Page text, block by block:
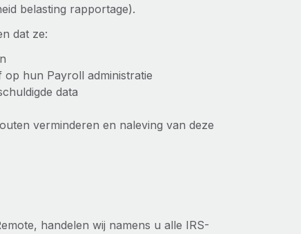
belasting rapportage).
dat ze:
hun Payroll administratie
data
verminderen en naleving van deze
handelen wij namens u alle IRS-